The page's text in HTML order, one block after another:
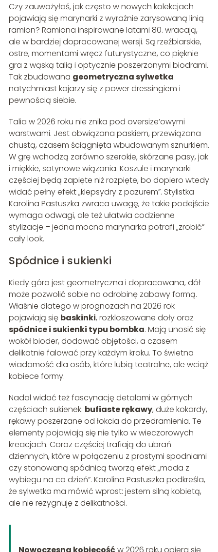
Czy zauważyłaś, jak często w nowych kolekcjach
pojawiają się marynarki z wyraźnie zarysowaną linią
ramion? Ramiona inspirowane latami 80. wracają,
ale w bardziej dopracowanej wersji. Są rzeźbiarskie,
ostre, momentami wręcz futurystyczne, co pięknie
gra z wąską talią i optycznie poszerzonymi biodrami.
Tak zbudowana geometryczna sylwetka
natychmiast kojarzy się z power dressingiem i
pewnością siebie.
Talia w 2026 roku nie znika pod oversize’owymi
warstwami. Jest obwiązana paskiem, przewiązana
chustą, czasem ściągnięta wbudowanym sznurkiem.
W grę wchodzą zarówno szerokie, skórzane pasy, jak
i miękkie, satynowe wiązania. Koszule i marynarki
częściej będą zapięte niż rozpięte, bo dopiero wtedy
widać pełny efekt „klepsydry z pazurem”. Stylistka
Karolina Pastuszka zwraca uwagę, że takie podejście
wymaga odwagi, ale też ułatwia codzienne
stylizacje – jedna mocna marynarka potrafi „zrobić”
cały look.
Spódnice i sukienki
Kiedy góra jest geometryczna i dopracowana, dół
może pozwolić sobie na odrobinę zabawy formą.
Właśnie dlatego w prognozach na 2026 rok
pojawiają się baskinki, rozkloszowane doły oraz
spódnice i sukienki typu bombka. Mają unosić się
wokół bioder, dodawać objętości, a czasem
delikatnie falować przy każdym kroku. To świetna
wiadomość dla osób, które lubią teatralne, ale wciąż
kobiece formy.
Nadal widać też fascynację detalami w górnych
częściach sukienek: bufiaste rękawy, duże kokardy,
rękawy poszerzane od łokcia do przedramienia. Te
elementy pojawiają się nie tylko w wieczorowych
kreacjach. Coraz częściej trafiają do ubrań
dziennych, które w połączeniu z prostymi spodniami
czy stonowaną spódnicą tworzą efekt „moda z
wybiegu na co dzień”. Karolina Pastuszka podkreśla,
że sylwetka ma mówić wprost: jestem silną kobietą,
ale nie rezygnuję z delikatności.